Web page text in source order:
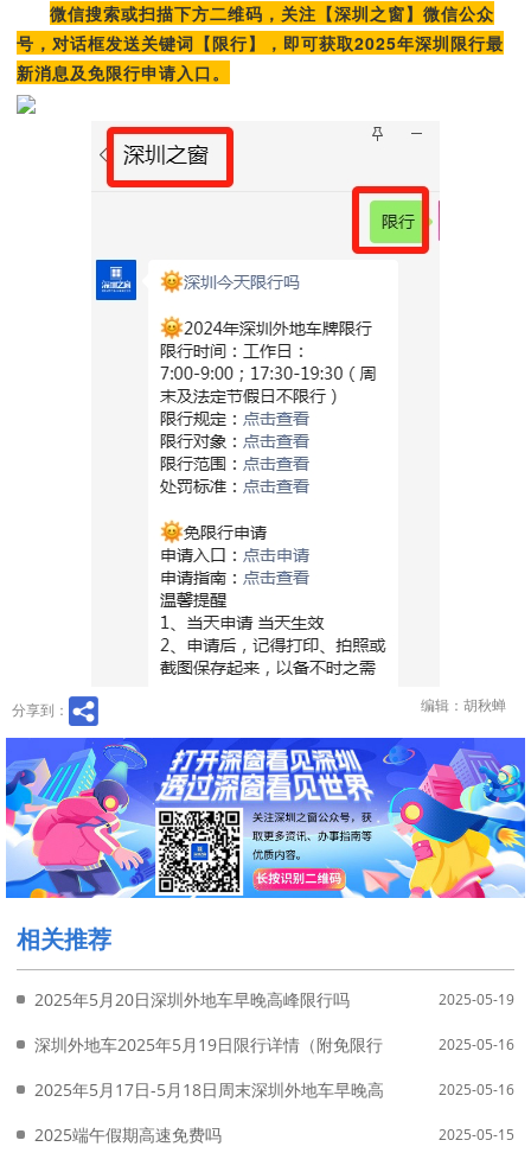
微信搜索或扫描下方二维码，关注【深圳之窗】微信公众
号，对话框发送关键词【限行】，即可获取2025年深圳限行最
新消息及免限行申请入口。
分享到： 编辑：胡秋蝉
相关推荐
2025年5月20日深圳外地车早晚高峰限行吗 2025-05-19
深圳外地车2025年5月19日限行详情（附免限行申请入口）2025-05-16
2025年5月17日-5月18日周末深圳外地车早晚高峰会限行吗2025-05-16
2025端午假期高速免费吗 2025-05-15